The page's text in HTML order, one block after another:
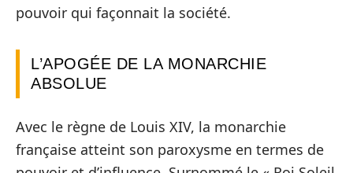
pouvoir qui façonnait la société.
L’APOGÉE DE LA MONARCHIE
ABSOLUE
Avec le règne de Louis XIV, la monarchie
française atteint son paroxysme en termes de